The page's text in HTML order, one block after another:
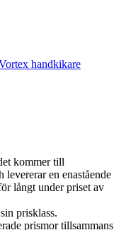
handkikare
kommer till
en enastående
långt under priset av
prisklass.
prismor tillsammans